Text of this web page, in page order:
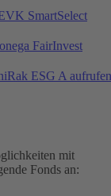
SmartSelect
FairInvest
ESG A aufrufen
mit
Fonds an: